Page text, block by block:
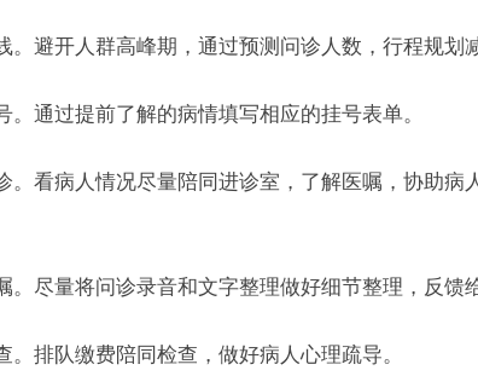
避开人群高峰期，通过预测问诊人数，行程规划减
通过提前了解的病情填写相应的挂号表单。
看病人情况尽量陪同进诊室，了解医嘱，协助病
尽量将问诊录音和文字整理做好细节整理，反馈给
排队缴费陪同检查，做好病人心理疏导。